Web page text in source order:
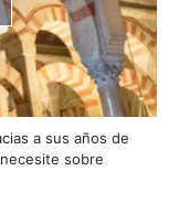
a sus años de
sobre